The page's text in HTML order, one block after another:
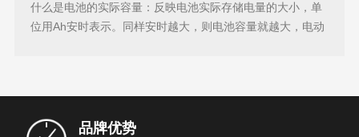
什么是电池的实际容量：反映电池实际存储电量的大小，单
位用Ah安时表示。同样安时越大，则电池容量就越大，电动
品牌优势